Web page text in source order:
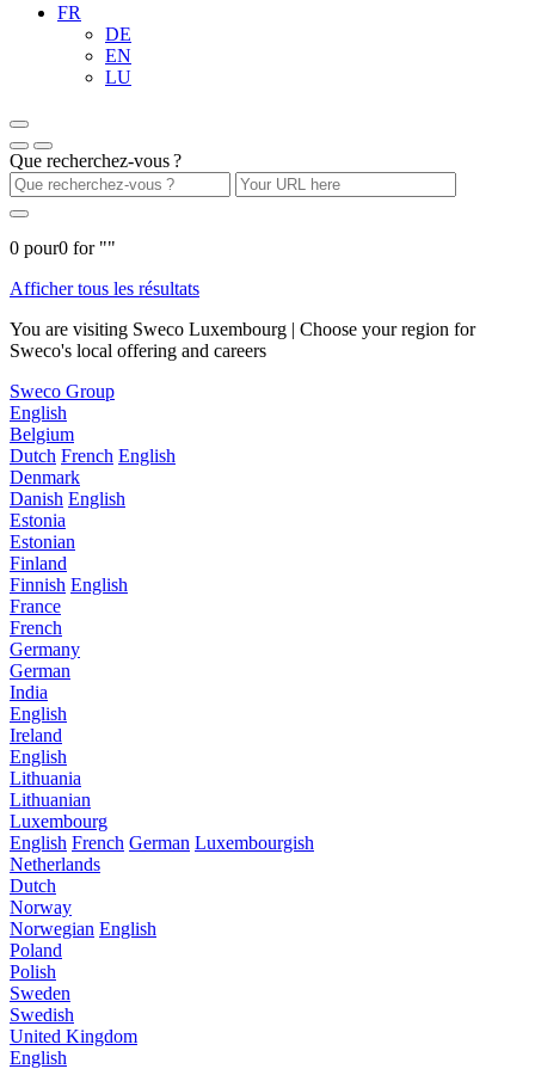
FR
DE
EN
LU
Que recherchez-vous ?
0 pour0 for ""
Afficher tous les résultats
You are visiting Sweco Luxembourg | Choose your region for
Sweco's local offering and careers
Sweco Group
English
Belgium
Dutch French English
Denmark
Danish English
Estonia
Estonian
Finland
Finnish English
France
French
Germany
German
India
English
Ireland
English
Lithuania
Lithuanian
Luxembourg
English French German Luxembourgish
Netherlands
Dutch
Norway
Norwegian English
Poland
Polish
Sweden
Swedish
United Kingdom
English